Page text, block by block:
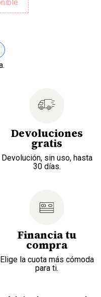
Devoluciones
gratis
Devolución, sin uso, hasta
30 días.
Financia tu
compra
Elige la cuota más cómoda
para ti.